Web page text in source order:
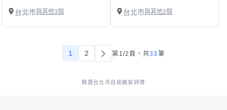
台北市與其他3個 台北市與其他2個
1 2 第1/2頁， 共33 筆
精選台北市自助搬家師傅